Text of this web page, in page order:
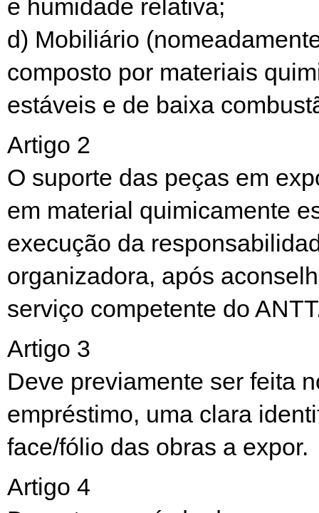
e humidade relativa;
d) Mobiliário
composto por materiais
estáveis e de baixa
Artigo 2
O suporte das peças em
em material quimicamente
execução da
organizadora, após
serviço competente do
Artigo 3
Deve previamente ser feita
empréstimo, uma clara
face/fólio das obras a expor.
Artigo 4